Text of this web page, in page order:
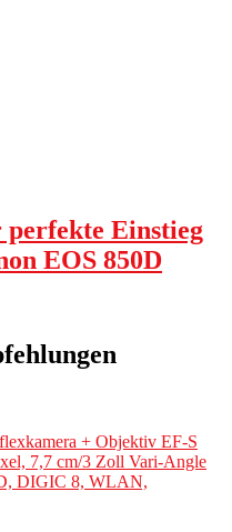
perfekte Einstieg
EOS 850D
+ Objektiv EF-S
7,7 cm/3 Zoll Vari-Angle
DIGIC 8, WLAN,